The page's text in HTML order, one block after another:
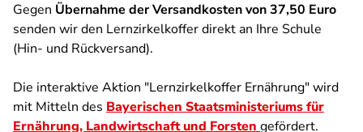
Gegen Übernahme der Versandkosten von 37,50 Euro
senden wir den Lernzirkelkoffer direkt an Ihre Schule
(Hin- und Rückversand).
Die interaktive Aktion "Lernzirkelkoffer Ernährung" wird
mit Mitteln des Bayerischen Staatsministeriums für
Ernährung, Landwirtschaft und Forsten gefördert.